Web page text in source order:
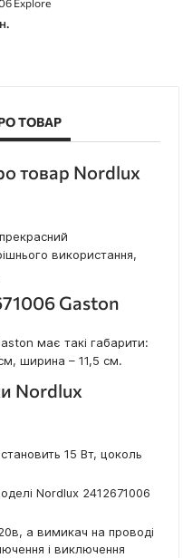
Explore
ТОВАР
товар Nordlux
використання,
Gaston
має такі габарити:
ширина – 11,5 см.
Nordlux
15 Вт, цоколь
Nordlux 2412671006
а вимикач на проводі
і виключення